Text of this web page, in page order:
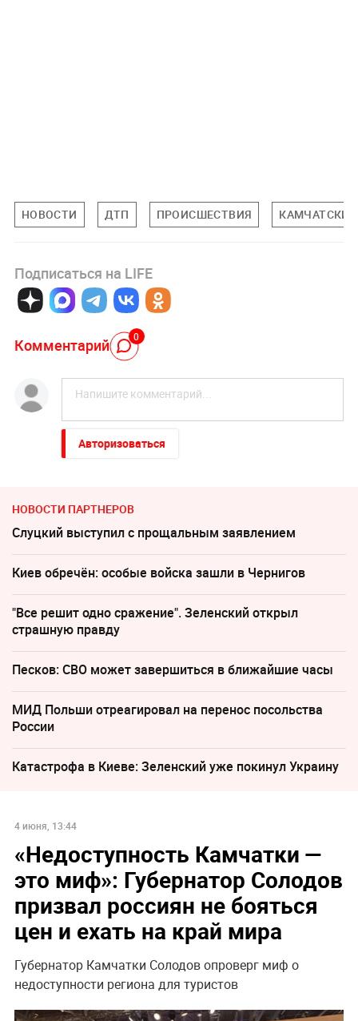
НОВОСТИ ДТП ПРОИСШЕСТВИЯ
Подписаться на LIFE
Комментарий 0
Авторизоваться
НОВОСТИ ПАРТНЕРОВ
Слуцкий выступил с прощальным заявлением
Киев обречён: особые войска зашли в Чернигов
"Все решит одно сражение". Зеленский открыл
страшную правду
Песков: СВО может завершиться в ближайшие часы
МИД Польши отреагировал на перенос посольства
России
Катастрофа в Киеве: Зеленский уже покинул Украину
4 июня, 13:44
«Недоступность Камчатки —
это миф»: Губернатор Солодов
призвал россиян не бояться
цен и ехать на край мира
Губернатор Камчатки Солодов опроверг миф о
недоступности региона для туристов